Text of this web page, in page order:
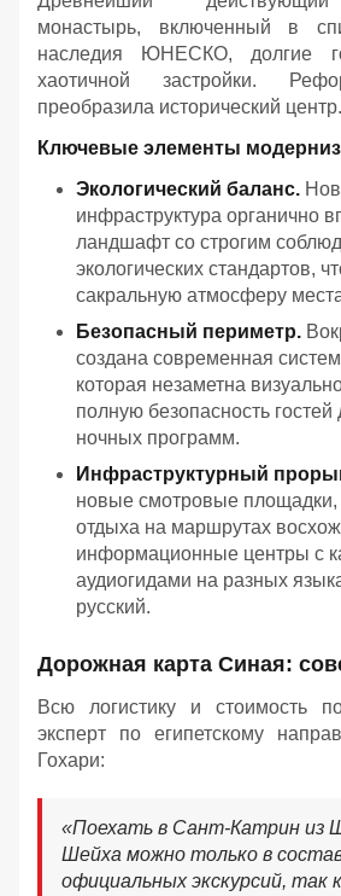
монастырь, включенный в
наследия ЮНЕСКО, долгие
хаотичной застройки.
преобразила исторический центр.
Ключевые элементы
Экологический баланс.
инфраструктура органично
ландшафт со строгим
экологических стандартов,
сакральную атмосферу
Безопасный периметр.
создана современная
которая незаметна
полную безопасность
ночных программ.
Инфраструктурный
новые смотровые
отдыха на маршрутах
информационные центры с
аудиогидами на разных
русский.
Дорожная карта Синая:
Всю логистику и стоимость
эксперт по египетскому
Гохари:
«Поехать в Сант-Катрин из
Шейха можно только в
официальных экскурсий, так